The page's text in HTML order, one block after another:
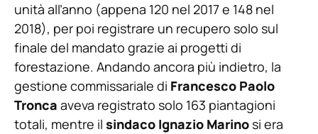
unità all’anno (appena 120 nel 2017 e 148 nel
2018), per poi registrare un recupero solo sul
finale del mandato grazie ai progetti di
forestazione. Andando ancora più indietro, la
gestione commissariale di Francesco Paolo
Tronca aveva registrato solo 163 piantagioni
totali, mentre il sindaco Ignazio Marinosi era